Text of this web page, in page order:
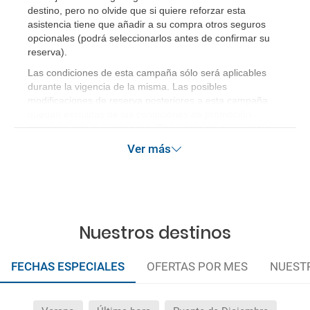
destino, pero no olvide que si quiere reforzar esta
asistencia tiene que añadir a su compra otros seguros
opcionales (podrá seleccionarlos antes de confirmar su
reserva)
Las condiciones de esta campaña sólo será aplicables
durante la vigencia de la misma. Las posibles
modificaciones de reserva posteriores a esta campaña
Ver más
Nuestros destinos
FECHAS ESPECIALES OFERTAS POR MES